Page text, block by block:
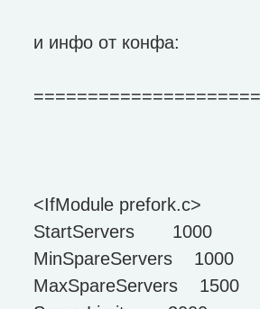
и инфо от конфа:
<IfModule prefork.c>
StartServers 1000
MinSpareServers 1000
MaxSpareServers 1500